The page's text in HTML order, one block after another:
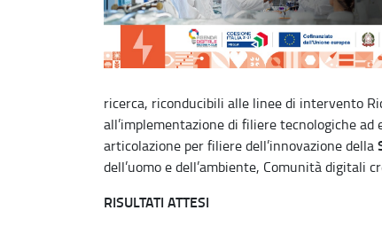
ricerca, riconducibili alle linee di intervento
all’implementazione di filiere tecnologiche
articolazione per filiere dell’innovazione della
dell’uomo e dell’ambiente, Comunità digitali
RISULTATI ATTESI